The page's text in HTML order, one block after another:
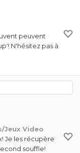
peuvent
N'hésitez pas à
Jeux Video
Je les récupère
souffle!